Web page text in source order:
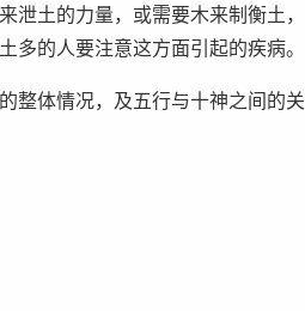
土的力量，或需要木来制衡土，
的人要注意这方面引起的疾病。
体情况，及五行与十神之间的关